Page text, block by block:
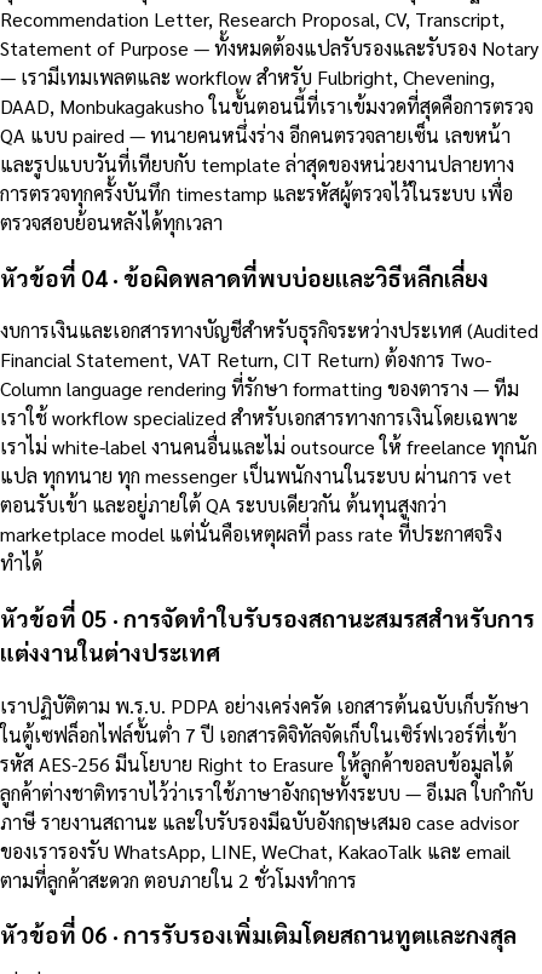
Recommendation Letter, Research Proposal, CV, Transcript,
Statement of Purpose — ทั้งหมดต้องแปลรับรองและรับรอง Notary
— เรามีเทมเพลตและ workflow สำหรับ Fulbright, Chevening,
DAAD, Monbukagakusho ในขั้นตอนนี้ที่เราเข้มงวดที่สุดคือการตรวจ
QA แบบ paired — ทนายคนหนึ่งร่าง อีกคนตรวจลายเซ็น เลขหน้า
และรูปแบบวันที่เทียบกับ template ล่าสุดของหน่วยงานปลายทาง
การตรวจทุกครั้งบันทึก timestamp และรหัสผู้ตรวจไว้ในระบบ เพื่อ
ตรวจสอบย้อนหลังได้ทุกเวลา
หัวข้อที่ 04 · ข้อผิดพลาดที่พบบ่อยและวิธีหลีกเลี่ยง
งบการเงินและเอกสารทางบัญชีสำหรับธุรกิจระหว่างประเทศ (Audited
Financial Statement, VAT Return, CIT Return) ต้องการ Two-
Column language rendering ที่รักษา formatting ของตาราง — ทีม
เราใช้ workflow specialized สำหรับเอกสารทางการเงินโดยเฉพาะ
เราไม่ white-label งานคนอื่นและไม่ outsource ให้ freelance ทุกนัก
แปล ทุกทนาย ทุก messenger เป็นพนักงานในระบบ ผ่านการ vet
ตอนรับเข้า และอยู่ภายใต้ QA ระบบเดียวกัน ต้นทุนสูงกว่า
marketplace model แต่นั่นคือเหตุผลที่ pass rate ที่ประกาศจริง
ทำได้
หัวข้อที่ 05 · การจัดทำใบรับรองสถานะสมรสสำหรับการ
แต่งงานในต่างประเทศ
เราปฏิบัติตาม พ.ร.บ. PDPA อย่างเคร่งครัด เอกสารต้นฉบับเก็บรักษา
ในตู้เซฟล็อกไฟล์ขั้นต่ำ 7 ปี เอกสารดิจิทัลจัดเก็บในเซิร์ฟเวอร์ที่เข้า
รหัส AES-256 มีนโยบาย Right to Erasure ให้ลูกค้าขอลบข้อมูลได้
ลูกค้าต่างชาติทราบไว้ว่าเราใช้ภาษาอังกฤษทั้งระบบ — อีเมล ใบกำกับ
ภาษี รายงานสถานะ และใบรับรองมีฉบับอังกฤษเสมอ case advisor
ของเรารองรับ WhatsApp, LINE, WeChat, KakaoTalk และ email
ตามที่ลูกค้าสะดวก ตอบภายใน 2 ชั่วโมงทำการ
หัวข้อที่ 06 · การรับรองเพิ่มเติมโดยสถานทูตและกงสุล